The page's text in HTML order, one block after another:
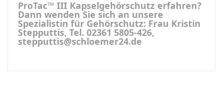
ProTac™ III Kapselgehörschutz erfahren?
Dann wenden Sie sich an unsere
Spezialistin für Gehörschutz: Frau Kristin
Stepputtis, Tel. 02361 5805-426,
stepputtis@schloemer24.de